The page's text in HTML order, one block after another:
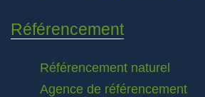
Référencement
Référencement naturel
Agence de référencement